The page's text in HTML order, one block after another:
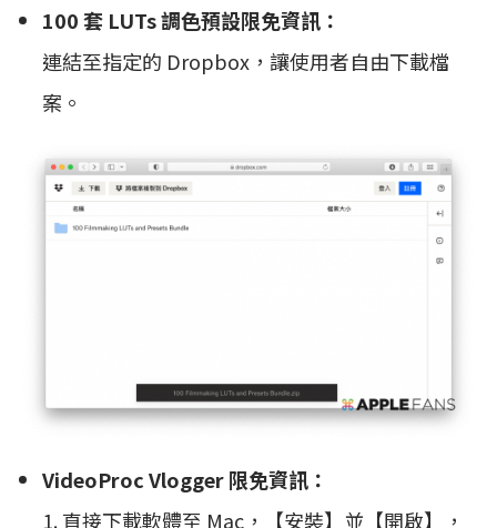
100 套 LUTs 調色預設限免資訊：
連結至指定的 Dropbox，讓使用者自由下載檔
案。
VideoProc Vlogger 限免資訊：
1. 直接下載軟體至 Mac，【安裝】並【開啟】，